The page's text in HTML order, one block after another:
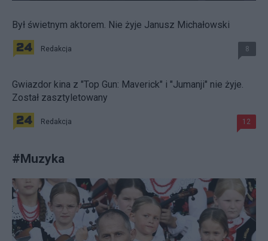
Był świetnym aktorem. Nie żyje Janusz Michałowski
Redakcja 8
Gwiazdor kina z "Top Gun: Maverick" i "Jumanji" nie żyje.
Został zasztyletowany
Redakcja 12
#Muzyka